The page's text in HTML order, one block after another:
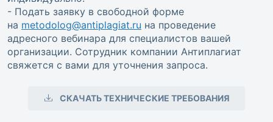
- Подать заявку в свободной форме
на metodolog@antiplagiat.ru на проведение
адресного вебинара для специалистов вашей
организации. Сотрудник компании Антиплагиат
свяжется с вами для уточнения запроса.
СКАЧАТЬ ТЕХНИЧЕСКИЕ ТРЕБОВАНИЯ